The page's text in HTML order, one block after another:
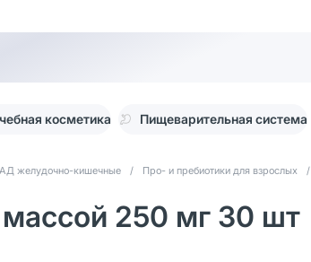
косметика Пищеварительная система
желудочно-кишечные / Про- и пребиотики для взрослых /
250 мг 30 шт